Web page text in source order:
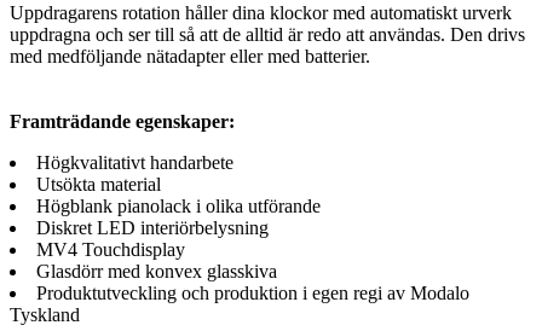
Uppdragarens rotation håller dina klockor med automatiskt urverk
uppdragna och ser till så att de alltid är redo att användas. Den drivs
med medföljande nätadapter eller med batterier.
Framträdande egenskaper:
Högkvalitativt handarbete
Utsökta material
Högblank pianolack i olika utförande
Diskret LED interiörbelysning
MV4 Touchdisplay
Glasdörr med konvex glasskiva
Produktutveckling och produktion i egen regi av Modalo
Tyskland